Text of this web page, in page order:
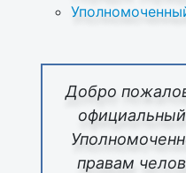
Добро
правам